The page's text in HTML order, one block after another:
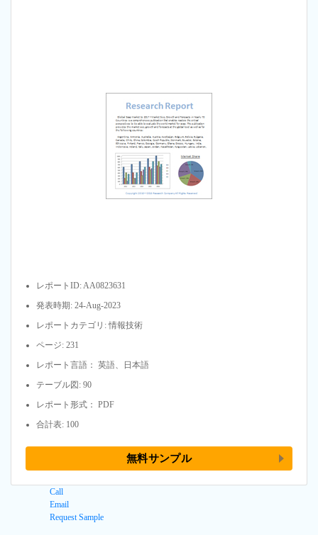
レポートID: AA0823631
発表時期: 24-Aug-2023
レポートカテゴリ: 情報技術
ページ: 231
レポート言語： 英語、日本語
テーブル図: 90
レポート形式： PDF
合計表: 100
無料サンプル
Call
Email
Request Sample